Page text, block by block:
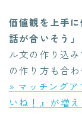
価値観を上手
話が合いそう
ル文の作り込
の作り方も合
» マッチング
いね！』が増